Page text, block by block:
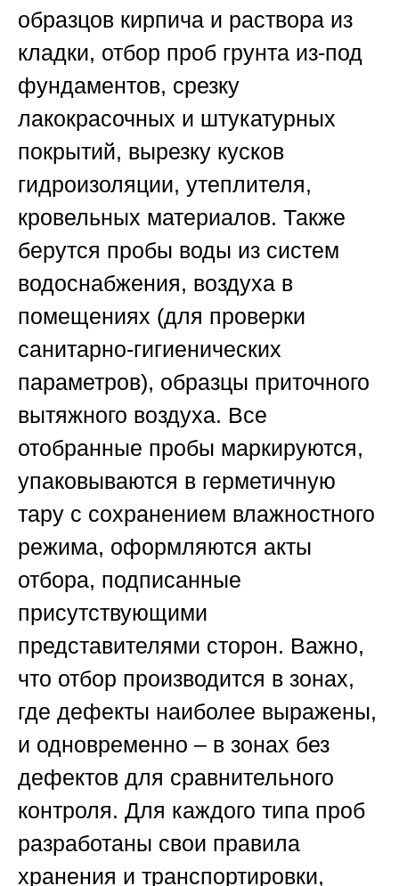
образцов кирпича и раствора из
кладки, отбор проб грунта из-под
фундаментов, срезку
лакокрасочных и штукатурных
покрытий, вырезку кусков
гидроизоляции, утеплителя,
кровельных материалов. Также
берутся пробы воды из систем
водоснабжения, воздуха в
помещениях (для проверки
санитарно-гигиенических
параметров), образцы приточного
вытяжного воздуха. Все
отобранные пробы маркируются,
упаковываются в герметичную
тару с сохранением влажностного
режима, оформляются акты
отбора, подписанные
присутствующими
представителями сторон. Важно,
что отбор производится в зонах,
где дефекты наиболее выражены,
и одновременно – в зонах без
дефектов для сравнительного
контроля. Для каждого типа проб
разработаны свои правила
хранения и транспортировки,